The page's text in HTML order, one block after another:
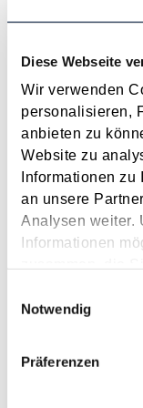
Diese Webseite
Wir verwenden
personalisieren,
anbieten zu
Website zu
Informationen
an unsere
Analysen weiter.
Informationen
gesammelt haben.
Notwendig
Präferenzen
Sommerjob -
Mai 2026
Ferialjobs sind vor
- umso wichtiger
passenden Stelle
attraktiver
gesichert sein.
Feiertagsarbeit
Mai 2026